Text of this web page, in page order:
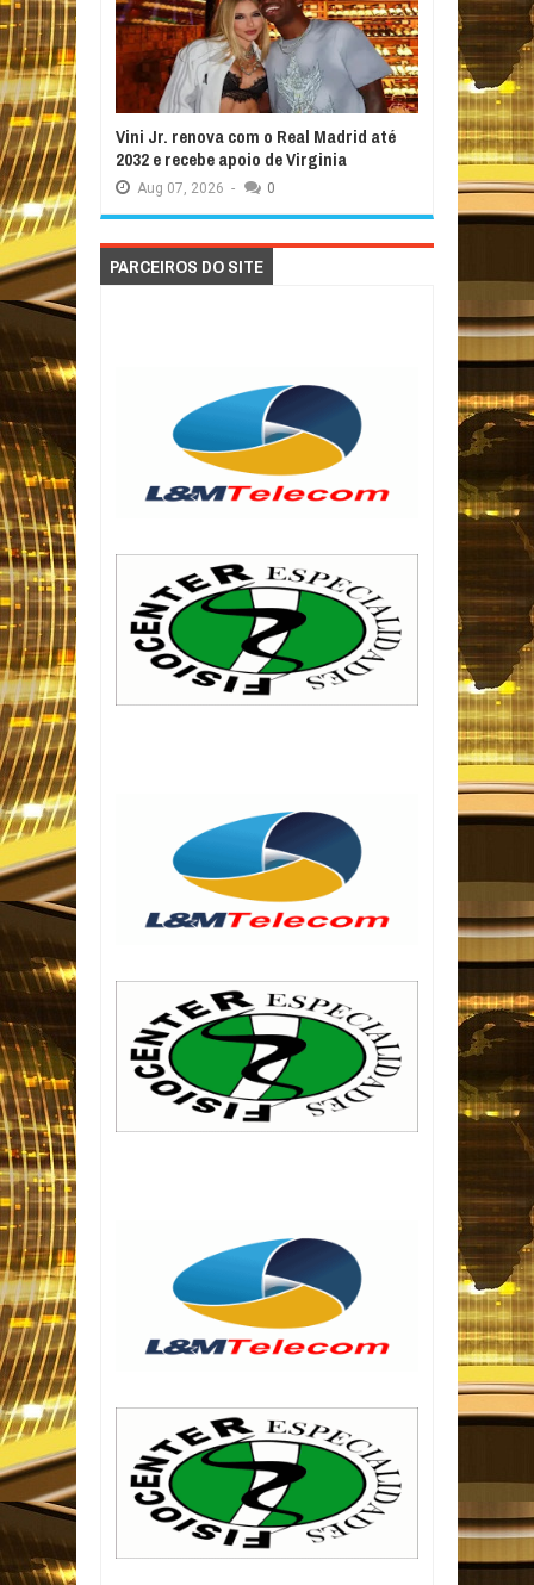
Vini Jr. renova com o Real Madrid até
2032 e recebe apoio de Virginia
Aug 07, 2026 - 0
PARCEIROS DO SITE